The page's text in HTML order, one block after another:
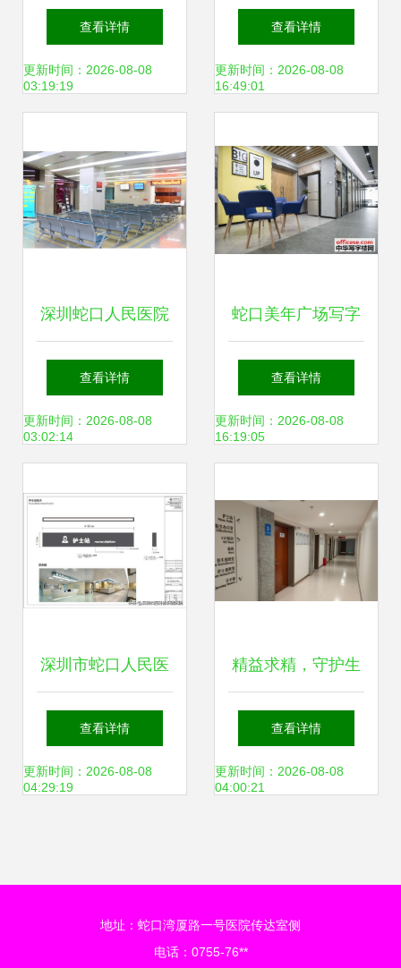
中心 您的健康守护
者
查看详情
更新时间：2026-08-08
03:19:19
看深圳战疫（双
语） “志愿之城”重
查看详情
更新时间：2026-08-08
16:49:01
深圳蛇口人民医院
整形科评价与排名
探讨 专业实力与患
查看详情
更新时间：2026-08-08
03:02:14
蛇口美年广场写字
楼 低至500元起的
智能办公解决方案
查看详情
更新时间：2026-08-08
16:19:05
深圳市蛇口人民医
院丨标识艺术赏析
查看详情
更新时间：2026-08-08
04:29:19
精益求精，守护生
命之美 蛇口人民医
院烧伤整形科纪实
查看详情
更新时间：2026-08-08
04:00:21
地址：蛇口湾厦路一号医院传达室侧
电话：0755-76**